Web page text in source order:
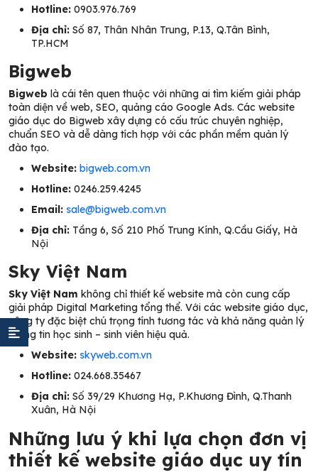
Hotline: 0903.976.769
Địa chỉ: Số 87, Thân Nhân Trung, P.13, Q.Tân Bình,
TP.HCM
Bigweb
Bigweb là cái tên quen thuộc với những ai tìm kiếm giải pháp
toàn diện về web, SEO, quảng cáo Google Ads. Các website
giáo dục do Bigweb xây dựng có cấu trúc chuyên nghiệp,
chuẩn SEO và dễ dàng tích hợp với các phần mềm quản lý
đào tạo.
Website: bigweb.com.vn
Hotline: 0246.259.4245
Email: sale@bigweb.com.vn
Địa chỉ: Tầng 6, Số 210 Phố Trung Kính, Q.Cầu Giấy, Hà
Nội
Sky Việt Nam
Sky Việt Nam không chỉ thiết kế website mà còn cung cấp
giải pháp Digital Marketing tổng thể. Với các website giáo dục,
công ty đặc biệt chú trọng tính tương tác và khả năng quản lý
thông tin học sinh – sinh viên hiệu quả.
Website: skyweb.com.vn
Hotline: 024.668.35467
Địa chỉ: Số 39/29 Khương Hạ, P.Khương Đình, Q.Thanh
Xuân, Hà Nội
Những lưu ý khi lựa chọn đơn vị
thiết kế website giáo dục uy tín